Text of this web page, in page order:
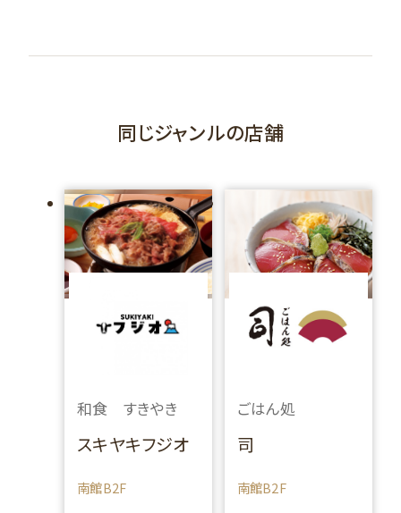
同じジャンルの店舗
和食 すきやき
スキヤキフジオ
南館B2F
ごはん処
司
南館B2F